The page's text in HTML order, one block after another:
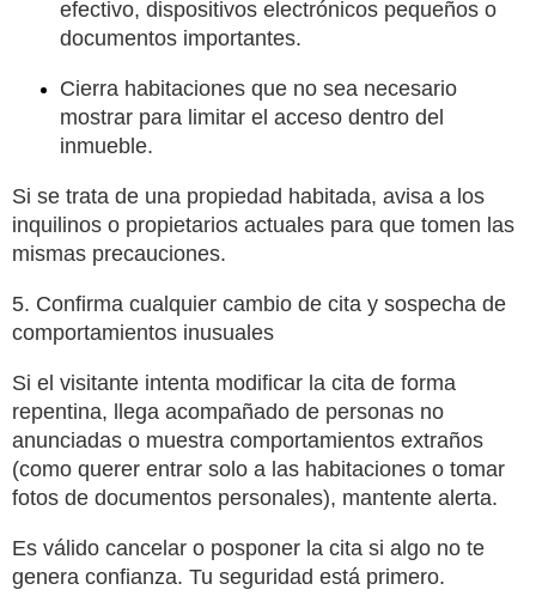
efectivo, dispositivos electrónicos pequeños o
documentos importantes.
Cierra habitaciones que no sea necesario
mostrar para limitar el acceso dentro del
inmueble.
Si se trata de una propiedad habitada, avisa a los
inquilinos o propietarios actuales para que tomen las
mismas precauciones.
5. Confirma cualquier cambio de cita y sospecha de
comportamientos inusuales
Si el visitante intenta modificar la cita de forma
repentina, llega acompañado de personas no
anunciadas o muestra comportamientos extraños
(como querer entrar solo a las habitaciones o tomar
fotos de documentos personales), mantente alerta.
Es válido cancelar o posponer la cita si algo no te
genera confianza. Tu seguridad está primero.